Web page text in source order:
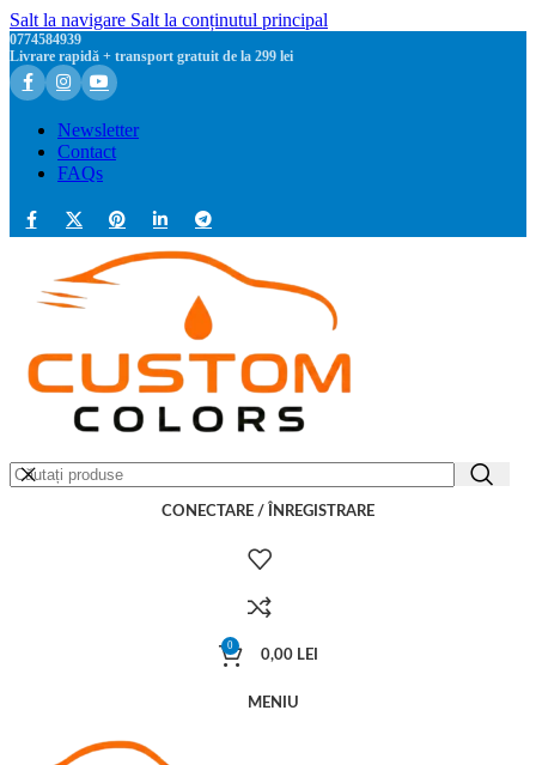
Salt la navigare Salt la conținutul principal
0774584939
Livrare rapidă + transport gratuit de la 299 lei
Newsletter
Contact
FAQs
CONECTARE / ÎNREGISTRARE
0
0,00 LEI
MENIU